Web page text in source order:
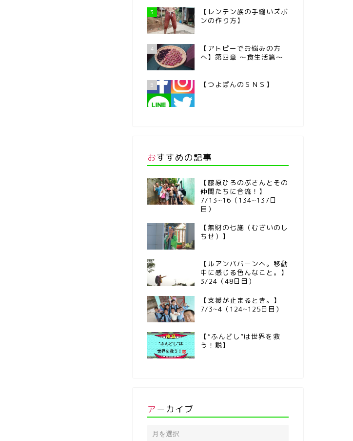
3
【レンテン族の手縫いズボ
ンの作り方】
4
【アトピーでお悩みの方
へ】第四章 ～食生活篇～
5 【つよぽんのＳＮＳ】
おすすめの記事
【藤原ひろのぶさんとその
仲間たちに合流！】
7/13~16（134~137日
目）
【無財の七施（むざいのし
ちせ）】
【ルアンパバーンへ。移動
中に感じる色んなこと。】
3/24（48日目）
【支援が止まるとき。】
7/3~4（124~125日目）
【“ふんどし”は世界を救
う！説】
アーカイブ